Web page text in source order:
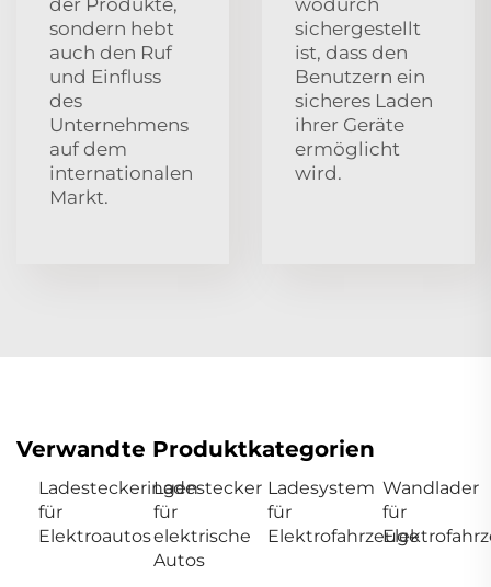
sondern hebt
auch den Ruf
und Einfluss
des
Unternehmens
auf dem
internationalen
Markt.
sichergestellt
ist, dass den
Benutzern ein
sicheres Laden
ihrer Geräte
ermöglicht
wird.
Verwandte Produktkategorien
Ladesteckeringen
für
Elektroautos
Ladestecker
für
elektrische
Autos
Ladesystem
für
Elektrofahrzeuge
Wandlader
für